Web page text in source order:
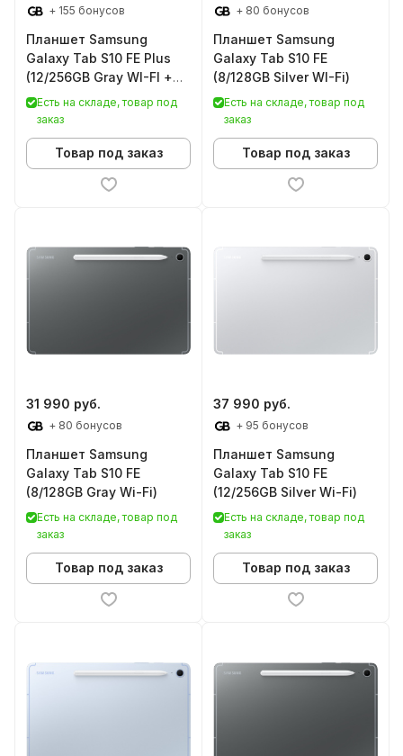
+ 155 бонусов
Планшет Samsung
Galaxy Tab S10 FE Plus
(12/256GB Gray WI-FI +
5G)Есть на складе, товар под
заказ
Товар под заказ
+ 80 бонусов
Планшет Samsung
Galaxy Tab S10 FE
(8/128GB Silver WI-Fi)
Есть на складе, товар под
заказ
Товар под заказ
31 990 руб.
+ 80 бонусов
Планшет Samsung
Galaxy Tab S10 FE
(8/128GB Gray Wi-Fi)
Есть на складе, товар под
заказ
Товар под заказ
37 990 руб.
+ 95 бонусов
Планшет Samsung
Galaxy Tab S10 FE
(12/256GB Silver Wi-Fi)
Есть на складе, товар под
заказ
Товар под заказ